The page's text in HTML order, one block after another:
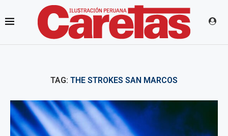
TAG: THE STROKES SAN MARCOS